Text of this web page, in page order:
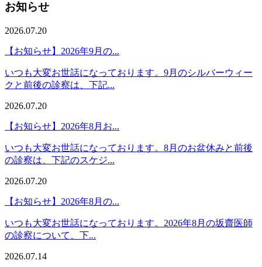
お知らせ
2026.07.20
【お知らせ】2026年9月の...
いつも大変お世話になっております。9月のシルバーウィー
クと前後の診察は、下記...
2026.07.20
【お知らせ】2026年8月お...
いつも大変お世話になっております。8月のお盆休みと前後
の診察は、下記のスケジ...
2026.07.20
【お知らせ】2026年8月の...
いつも大変お世話になっております。2026年8月の坂齋医師
の診察について、下...
2026.07.14